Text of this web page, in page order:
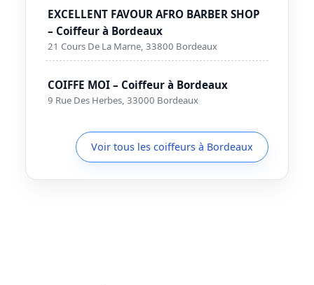
EXCELLENT FAVOUR AFRO BARBER SHOP
– Coiffeur à Bordeaux
21 Cours De La Marne, 33800 Bordeaux
COIFFE MOI – Coiffeur à Bordeaux
9 Rue Des Herbes, 33000 Bordeaux
Voir tous les coiffeurs à Bordeaux